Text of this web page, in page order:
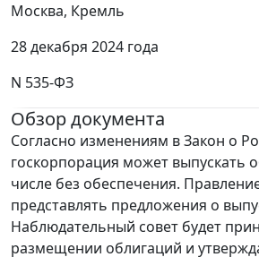
Москва, Кремль
28 декабря 2024 года
N 535-ФЗ
Обзор документа
Согласно изменениям в Закон о
госкорпорация может выпускать
числе без обеспечения.
представлять предложения о
Наблюдательный совет будет
размещении облигаций и